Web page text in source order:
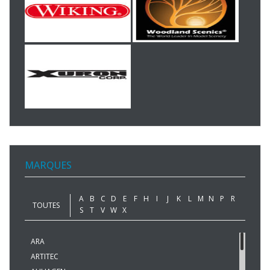
MARQUES
TOUTES
A B C D E F H I J K L M N P
R
S
T V W X
ARA
ARTITEC